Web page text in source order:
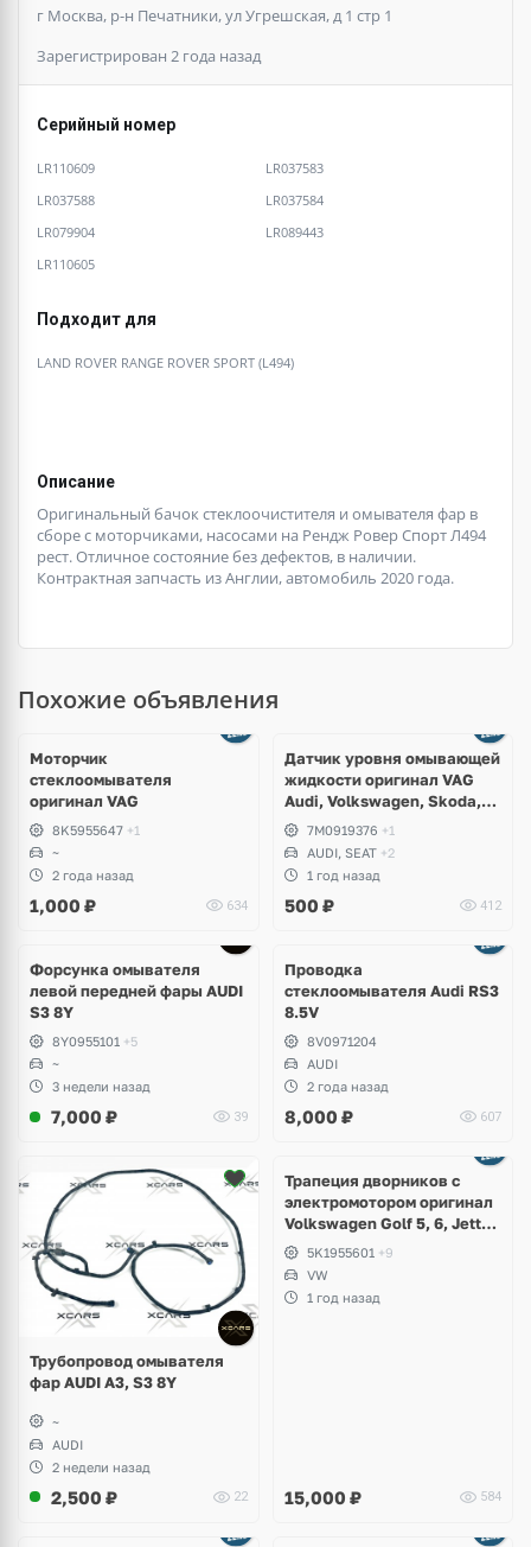
г Москва, р-н Печатники, ул Угрешская, д 1 стр 1
Зарегистрирован 2 года назад
Серийный номер
LR110609
LR037583
LR037588
LR037584
LR079904
LR089443
LR110605
Подходит для
LAND ROVER RANGE ROVER SPORT (L494)
Описание
Оригинальный бачок стеклоочистителя и омывателя фар в
сборе с моторчиками, насосами на Рендж Ровер Спорт Л494
рест. Отличное состояние без дефектов, в наличии.
Контрактная запчасть из Англии, автомобиль 2020 года.
Похожие объявления
Моторчик
стеклоомывателя
оригинал VAG
8K5955647 +1
~
2 года назад
1,000 ₽ 634
Датчик уровня омывающей
жидкости оригинал VAG
Audi, Volkswagen, Skoda,
Seat, Bentley, Lamborghini
7M0919376 +1
AUDI, SEAT +2
1 год назад
500 ₽ 412
Форсунка омывателя
левой передней фары AUDI
S3 8Y
8Y0955101 +5
~
3 недели назад
7,000 ₽ 39
Проводка
стеклоомывателя Audi RS3
8.5V
8V0971204
AUDI
2 года назад
8,000 ₽ 607
Трубопровод омывателя
фар AUDI A3, S3 8Y
~
AUDI
2 недели назад
2,500 ₽ 22
1 фото
Трапеция дворников с
электромотором оригинал
Volkswagen Golf 5, 6, Jetta,
Scirocco, Eos
5K1955601 +9
VW
1 год назад
15,000 ₽ 584